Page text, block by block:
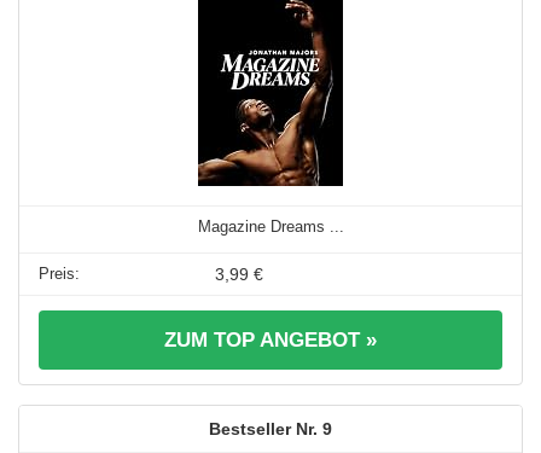
Magazine Dreams ...
3,99 €
ZUM TOP ANGEBOT »
9